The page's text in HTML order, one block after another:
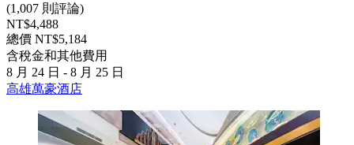
(1,007 則評論)
NT$4,488
總價 NT$5,184
含稅金和其他費用
8 月 24 日 - 8 月 25 日
高雄萬豪酒店